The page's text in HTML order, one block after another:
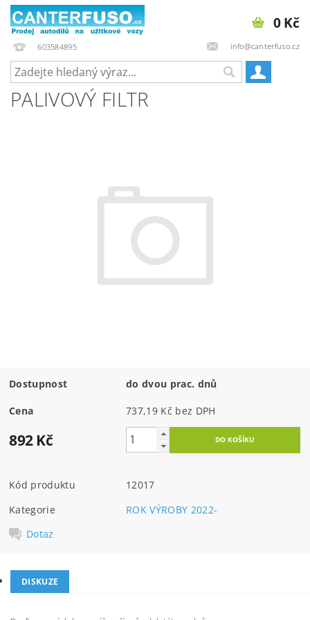
603584895 info@canterfuso.cz
0 Kč
PALIVOVÝ FILTR
Dostupnost do dvou prac. dnů
Cena 737,19 Kč bez DPH
892 Kč
Kód produktu
12017
Kategorie
ROK VÝROBY 2022-
Dotaz
DISKUZE